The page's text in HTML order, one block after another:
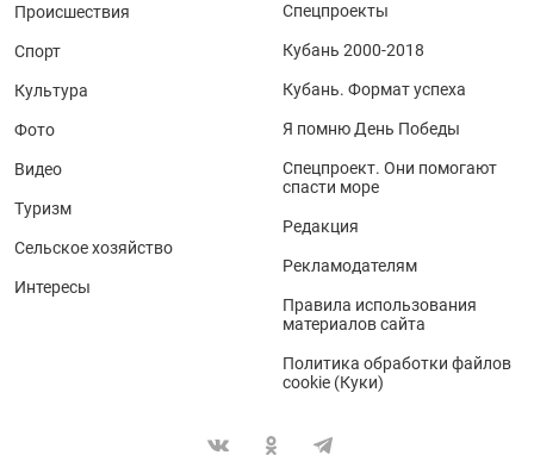
Происшествия
Спорт
Культура
Фото
Видео
Туризм
Сельское хозяйство
Интересы
Спецпроекты
Кубань 2000-2018
Кубань. Формат успеха
Я помню День Победы
Спецпроект. Они помогают
спасти море
Редакция
Рекламодателям
Правила использования
материалов сайта
Политика обработки файлов
cookie (Куки)